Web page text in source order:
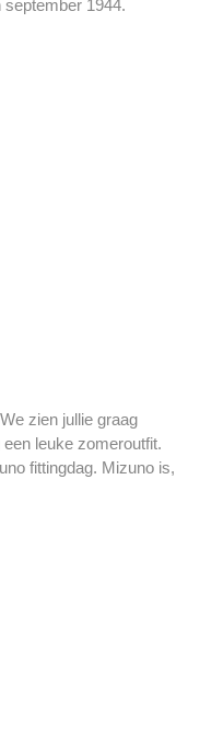
1944.
zien jullie graag
leuke zomeroutfit.
fittingdag. Mizuno is,